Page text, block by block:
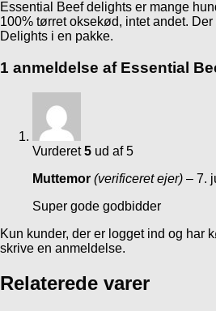
Essential Beef delights er mange
100% tørret oksekød, intet andet.
Delights i en pakke.
1 anmeldelse af Essential
Vurderet5 ud af 5
Muttemor (verificeret ejer) – 7.
Super gode godbidder
Kun kunder, der er logget ind og har
skrive en anmeldelse.
Relaterede varer